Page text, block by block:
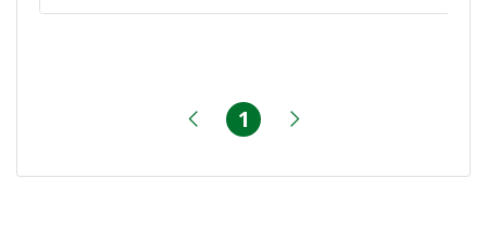
Página anterior
Página
1